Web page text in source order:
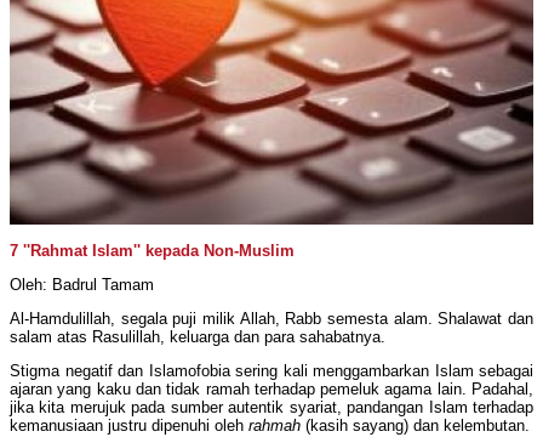
7 ''Rahmat Islam'' kepada Non-Muslim
Oleh: Badrul Tamam
Al-Hamdulillah, segala puji milik Allah, Rabb semesta alam. Shalawat dan
salam atas Rasulillah, keluarga dan para sahabatnya.
Stigma negatif dan Islamofobia sering kali menggambarkan Islam sebagai
ajaran yang kaku dan tidak ramah terhadap pemeluk agama lain. Padahal,
jika kita merujuk pada sumber autentik syariat, pandangan Islam terhadap
kemanusiaan justru dipenuhi oleh rahmah (kasih sayang) dan kelembutan.